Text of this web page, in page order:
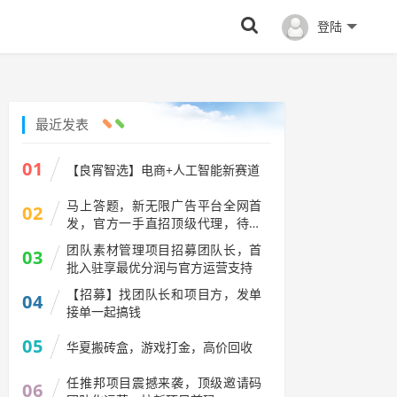
登陆
最近发表
01 【良宵智选】电商+人工智能新赛道
02
马上答题，新无限广告平台全网首
发，官方一手直招顶级代理，待遇
拉满
03
团队素材管理项目招募团队长，首
批入驻享最优分润与官方运营支持
04
【招募】找团队长和项目方，发单
接单一起搞钱
05 华夏搬砖盒，游戏打金，高价回收
06
任推邦项目震撼来袭，顶级邀请码